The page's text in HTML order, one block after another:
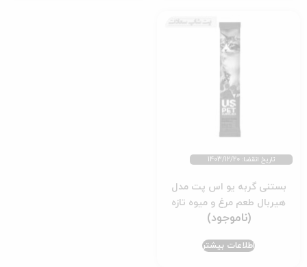
تاریخ انقضا: 1403/12/20
بستنی گربه یو اس پت مدل
هیربال طعم مرغ و میوه تازه
اطلاعات بیشتر